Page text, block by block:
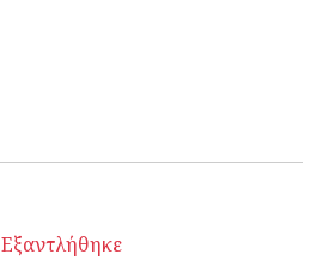
Εξαντλήθηκε